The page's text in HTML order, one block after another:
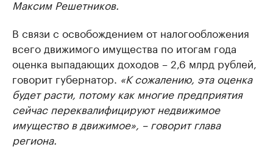
Максим Решетников.
В связи с освобождением от налогообложения
всего движимого имущества по итогам года
оценка выпадающих доходов – 2,6 млрд рублей,
говорит губернатор. «К сожалению, эта оценка
будет расти, потому как многие предприятия
сейчас переквалифицируют недвижимое
имущество в движимое», – говорит глава
региона.